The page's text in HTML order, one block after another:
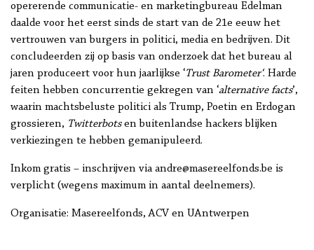
opererende communicatie- en marketingbureau Edelman
daalde voor het eerst sinds de start van de 21e eeuw het
vertrouwen van burgers in politici, media en bedrijven. Dit
concludeerden zij op basis van onderzoek dat het bureau al
jaren produceert voor hun jaarlijkse ‘Trust Barometer‘. Harde
feiten hebben concurrentie gekregen van ‘alternative facts’,
waarin machtsbeluste politici als Trump, Poetin en Erdogan
grossieren, Twitterbotsen buitenlandse hackers blijken
verkiezingen te hebben gemanipuleerd.
Inkom gratis – inschrijven via andre@masereelfonds.be is
verplicht (wegens maximum in aantal deelnemers).
Organisatie: Masereelfonds, ACV en UAntwerpen